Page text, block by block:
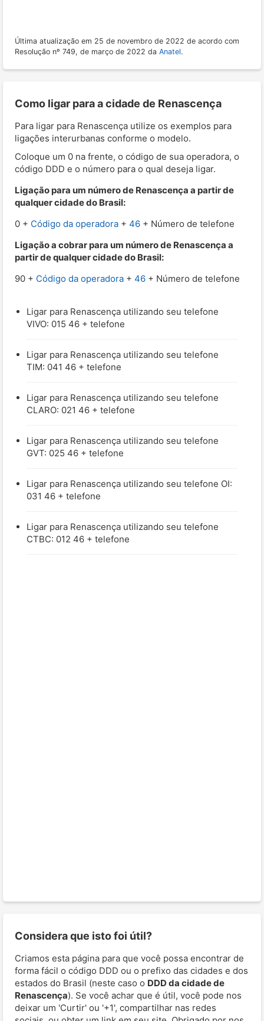
Última atualização em 25 de novembro de 2022 de acordo com
Resolução nº 749, de março de 2022 da Anatel.
Como ligar para a cidade de Renascença
Para ligar para Renascença utilize os exemplos para
ligações interurbanas conforme o modelo.
Coloque um 0 na frente, o código de sua operadora, o
código DDD e o número para o qual deseja ligar.
Ligação para um número de Renascença a partir de
qualquer cidade do Brasil:
0 + Código da operadora + 46 + Número de telefone
Ligação a cobrar para um número de Renascença a
partir de qualquer cidade do Brasil:
90 + Código da operadora + 46 + Número de telefone
Ligar para Renascença utilizando seu telefone
VIVO: 015 46 + telefone
Ligar para Renascença utilizando seu telefone
TIM: 041 46 + telefone
Ligar para Renascença utilizando seu telefone
CLARO: 021 46 + telefone
Ligar para Renascença utilizando seu telefone
GVT: 025 46 + telefone
Ligar para Renascença utilizando seu telefone OI:
031 46 + telefone
Ligar para Renascença utilizando seu telefone
CTBC: 012 46 + telefone
Considera que isto foi útil?
Criamos esta página para que você possa encontrar de
forma fácil o código DDD ou o prefixo das cidades e dos
estados do Brasil (neste caso o DDD da cidade de
Renascença). Se você achar que é útil, você pode nos
deixar um 'Curtir' ou '+1', compartilhar nas redes